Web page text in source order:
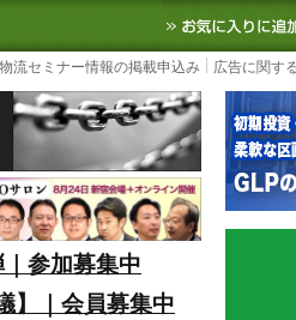
スサイト
3PL, SCMなど国内外の最新の物
物流セミナー情報の掲載申込み 広告に関す
参加募集中
】｜会員募集中